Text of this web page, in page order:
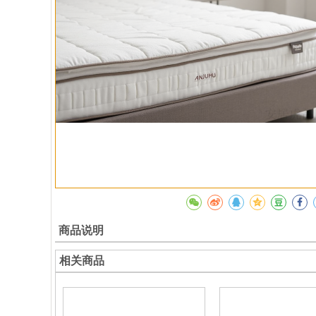
商品说明
相关商品